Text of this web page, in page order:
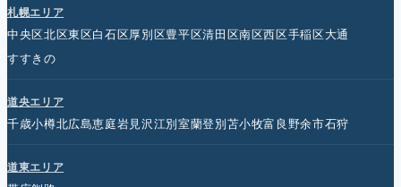
札幌エリア
中央区北区東区白石区厚別区豊平区清田区南区西区手稲区大通
すすきの
道央エリア
千歳小樽北広島恵庭岩見沢江別室蘭登別苫小牧富良野余市石狩
道東エリア